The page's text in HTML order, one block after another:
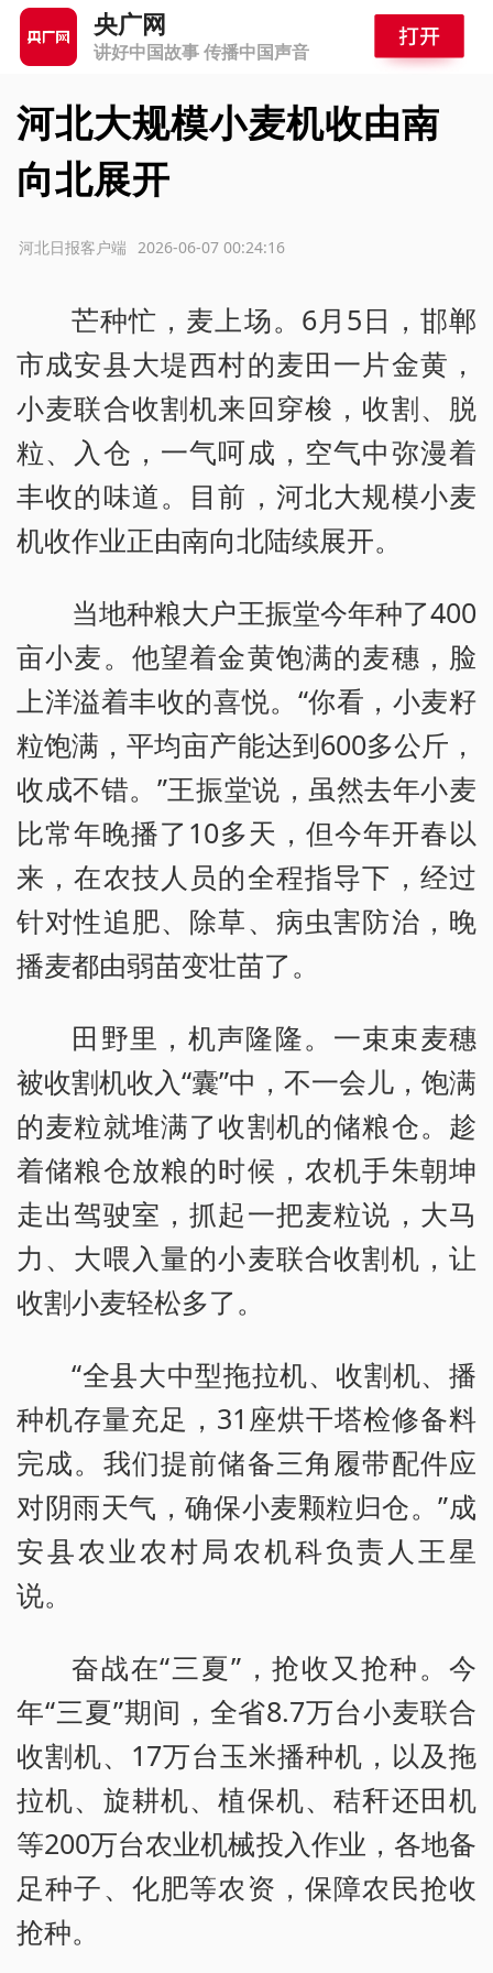
央广网
讲好中国故事 传播中国声音
河北大规模小麦机收由南
向北展开
2026-06-07 00:24:16
河北日报客户端
芒种忙，麦上场。6月5日，邯郸
市成安县大堤西村的麦田一片金黄，
小麦联合收割机来回穿梭，收割、脱
粒、入仓，一气呵成，空气中弥漫着
丰收的味道。目前，河北大规模小麦
机收作业正由南向北陆续展开。
当地种粮大户王振堂今年种了400
亩小麦。他望着金黄饱满的麦穗，脸
上洋溢着丰收的喜悦。“你看，小麦籽
粒饱满，平均亩产能达到600多公斤，
收成不错。”王振堂说，虽然去年小麦
比常年晚播了10多天，但今年开春以
来，在农技人员的全程指导下，经过
针对性追肥、除草、病虫害防治，晚
播麦都由弱苗变壮苗了。
田野里，机声隆隆。一束束麦穗
被收割机收入“囊”中，不一会儿，饱满
的麦粒就堆满了收割机的储粮仓。趁
着储粮仓放粮的时候，农机手朱朝坤
走出驾驶室，抓起一把麦粒说，大马
力、大喂入量的小麦联合收割机，让
收割小麦轻松多了。
“全县大中型拖拉机、收割机、播
种机存量充足，31座烘干塔检修备料
完成。我们提前储备三角履带配件应
对阴雨天气，确保小麦颗粒归仓。”成
安县农业农村局农机科负责人王星
说。
奋战在“三夏”，抢收又抢种。今
年“三夏”期间，全省8.7万台小麦联合
收割机、17万台玉米播种机，以及拖
拉机、旋耕机、植保机、秸秆还田机
等200万台农业机械投入作业，各地备
足种子、化肥等农资，保障农民抢收
抢种。